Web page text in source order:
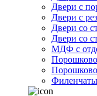
Двери с
Двери с
Двери со
Двери со
МДФ с